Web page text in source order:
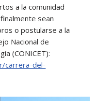
a la comunidad
sean
o postularse a la
Nacional de
(CONICET):
carrera-del-